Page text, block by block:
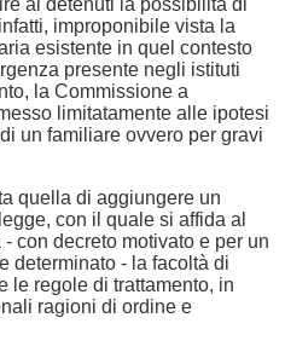
ai detenuti la possibilità di
improponibile vista la
esistente in quel contesto
presente negli istituti
la Commissione a
limitatamente alle ipotesi
un familiare ovvero per gravi
quella di aggiungere un
con il quale si affida al
con decreto motivato e per un
determinato - la facoltà di
le regole di trattamento, in
ragioni di ordine e